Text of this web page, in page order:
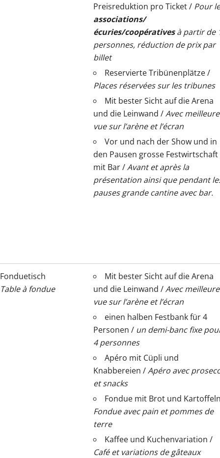
Preisreduktion pro Ticket / Pour
associations/
écuries/coopérativesà partir de
personnes, réduction de prix par
billet
Reservierte Tribünenplätze /
Places réservées sur les tribunes
Mit bester Sicht auf die Arena
und die Leinwand /Avec meilleure
vue sur l’arène et l’écran
Vor und nach der Show und in
den Pausen grosse Festwirtschaft
mit Bar /Avant et après la
présentation ainsi que pendant
pauses grande cantine avec bar.
Fonduetisch
Table à fondue
Mit bester Sicht auf die Arena
und die Leinwand /Avec meilleure
vue sur l’arène et l’écran
einen halben Festbank für 4
Personen / un demi-banc fixe
4 personnes
Apéro mit Cüpli und
Knabbereien /Apéro avec
et snacks
Fondue mit Brot und
Fondue avec pain et pommes de
terre
Kaffee und Kuchenvariation /
Café et variations de gâteaux